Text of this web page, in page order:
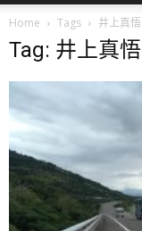
Home Tags 井上真悟
Tag: 井上真悟